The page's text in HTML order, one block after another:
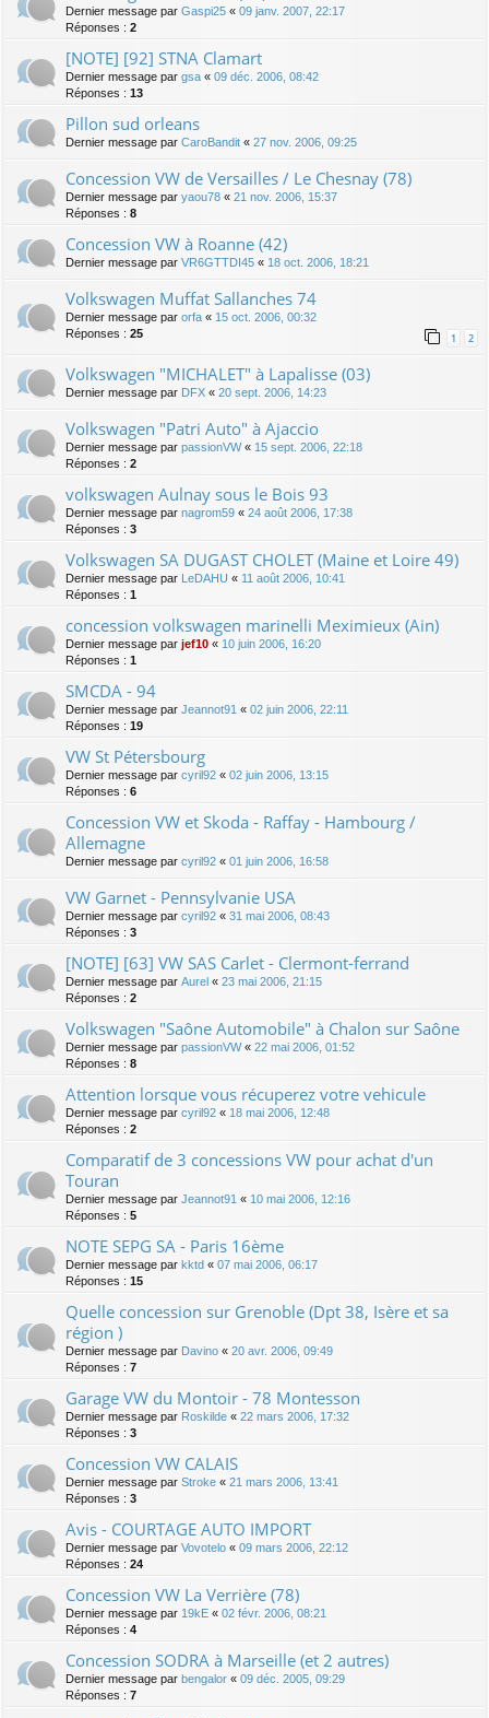
Dernier message par Gaspi25 « 09 janv. 2007, 22:17
Réponses : 2
[NOTE] [92] STNA Clamart
Dernier message par gsa « 09 déc. 2006, 08:42
Réponses : 13
Pillon sud orleans
Dernier message par CaroBandit « 27 nov. 2006, 09:25
Concession VW de Versailles / Le Chesnay (78)
Dernier message par yaou78 « 21 nov. 2006, 15:37
Réponses : 8
Concession VW à Roanne (42)
Dernier message par VR6GTTDI45 « 18 oct. 2006, 18:21
Volkswagen Muffat Sallanches 74
Dernier message par orfa « 15 oct. 2006, 00:32
Réponses : 25 1 2
Volkswagen "MICHALET" à Lapalisse (03)
Dernier message par DFX « 20 sept. 2006, 14:23
Volkswagen "Patri Auto" à Ajaccio
Dernier message par passionVW« 15 sept. 2006, 22:18
Réponses : 2
volkswagen Aulnay sous le Bois 93
Dernier message par nagrom59 « 24 août 2006, 17:38
Réponses : 3
Volkswagen SA DUGAST CHOLET (Maine et Loire 49)
Dernier message par LeDAHU « 11 août 2006, 10:41
Réponses : 1
concession volkswagen marinelli Meximieux (Ain)
Dernier message par jef10 « 10 juin 2006, 16:20
Réponses : 1
SMCDA - 94
Dernier message par Jeannot91 « 02 juin 2006, 22:11
Réponses : 19
VW St Pétersbourg
Dernier message par cyril92 « 02 juin 2006, 13:15
Réponses : 6
Concession VW et Skoda - Raffay - Hambourg /
Allemagne
Dernier message par cyril92 « 01 juin 2006, 16:58
VW Garnet - Pennsylvanie USA
Dernier message par cyril92 « 31 mai 2006, 08:43
Réponses : 3
[NOTE] [63] VW SAS Carlet - Clermont-ferrand
Dernier message par Aurel « 23 mai 2006, 21:15
Réponses : 2
Volkswagen "Saône Automobile" à Chalon sur Saône
Dernier message par passionVW« 22 mai 2006, 01:52
Réponses : 8
Attention lorsque vous récuperez votre vehicule
Dernier message par cyril92 « 18 mai 2006, 12:48
Réponses : 2
Comparatif de 3 concessions VW pour achat d'un
Touran
Dernier message par Jeannot91 « 10 mai 2006, 12:16
Réponses : 5
NOTE SEPG SA - Paris 16ème
Dernier message par kktd « 07 mai 2006, 06:17
Réponses : 15
Quelle concession sur Grenoble (Dpt 38, Isère et sa
région )
Dernier message par Davino « 20 avr. 2006, 09:49
Réponses : 7
Garage VW du Montoir - 78 Montesson
Dernier message par Roskilde « 22 mars 2006, 17:32
Réponses : 3
Concession VW CALAIS
Dernier message par Stroke « 21 mars 2006, 13:41
Réponses : 3
Avis - COURTAGE AUTO IMPORT
Dernier message par Vovotelo « 09 mars 2006, 22:12
Réponses : 24
Concession VW La Verrière (78)
Dernier message par 19kE « 02 févr. 2006, 08:21
Réponses : 4
Concession SODRA à Marseille (et 2 autres)
Dernier message par bengalor « 09 déc. 2005, 09:29
Réponses : 7